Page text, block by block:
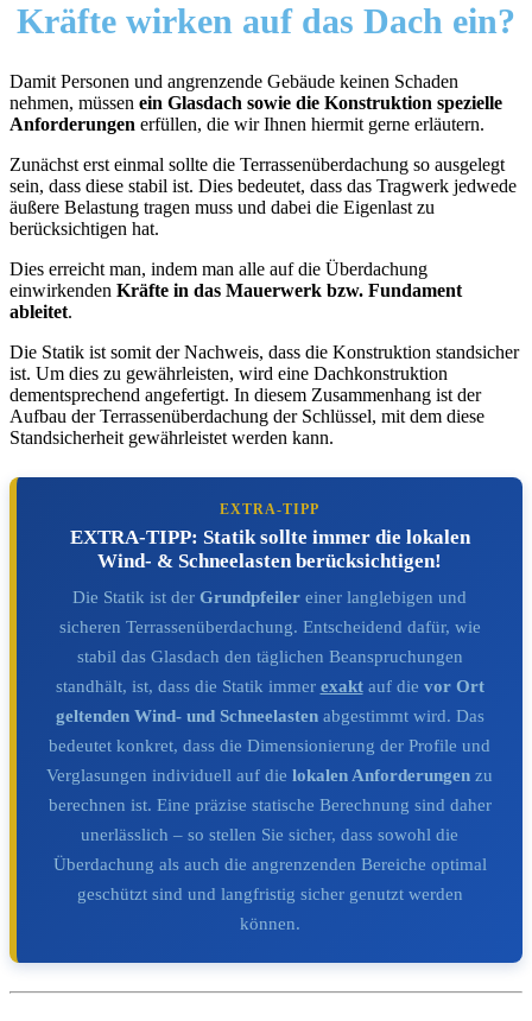
Kräfte wirken auf das Dach ein?
Damit Personen und angrenzende Gebäude keinen Schaden
nehmen, müssen ein Glasdach sowie die Konstruktion spezielle
Anforderungen erfüllen, die wir Ihnen hiermit gerne erläutern.
Zunächst erst einmal sollte die Terrassenüberdachung so ausgelegt
sein, dass diese stabil ist. Dies bedeutet, dass das Tragwerk jedwede
äußere Belastung tragen muss und dabei die Eigenlast zu
berücksichtigen hat.
Dies erreicht man, indem man alle auf die Überdachung
einwirkenden Kräfte in das Mauerwerk bzw. Fundament
ableitet.
Die Statik ist somit der Nachweis, dass die Konstruktion standsicher
ist. Um dies zu gewährleisten, wird eine Dachkonstruktion
dementsprechend angefertigt. In diesem Zusammenhang ist der
Aufbau der Terrassenüberdachung der Schlüssel, mit dem diese
Standsicherheit gewährleistet werden kann.
EXTRA-TIPP
EXTRA-TIPP: Statik sollte immer die lokalen
Wind- & Schneelasten berücksichtigen!
Die Statik ist der Grundpfeiler einer langlebigen und
sicheren Terrassenüberdachung. Entscheidend dafür, wie
stabil das Glasdach den täglichen Beanspruchungen
standhält, ist, dass die Statik immer exaktauf die vor Ort
geltenden Wind- und Schneelastenabgestimmt wird. Das
bedeutet konkret, dass die Dimensionierung der Profile und
Verglasungen individuell auf die lokalen Anforderungen zu
berechnen ist. Eine präzise statische Berechnung sind daher
unerlässlich – so stellen Sie sicher, dass sowohl die
Überdachung als auch die angrenzenden Bereiche optimal
geschützt sind und langfristig sicher genutzt werden
können.